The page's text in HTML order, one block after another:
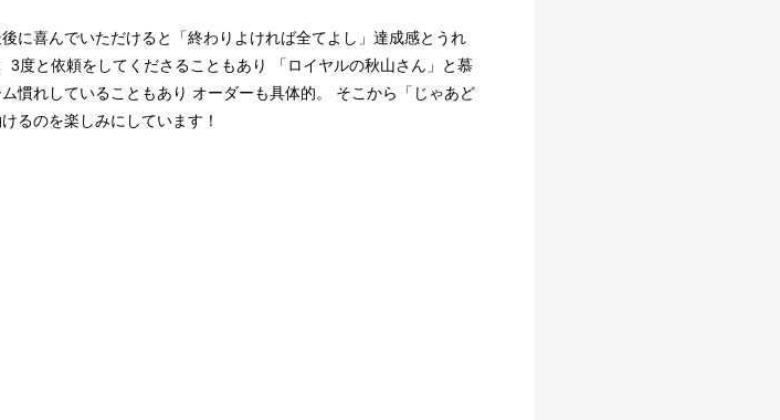
に喜んでいただけると「終わりよければ全てよし」達成感とうれ
度と依頼をしてくださることもあり 「ロイヤルの秋山さん」と慕
慣れしていることもあり オーダーも具体的。 そこから「じゃあど
るのを楽しみにしています！